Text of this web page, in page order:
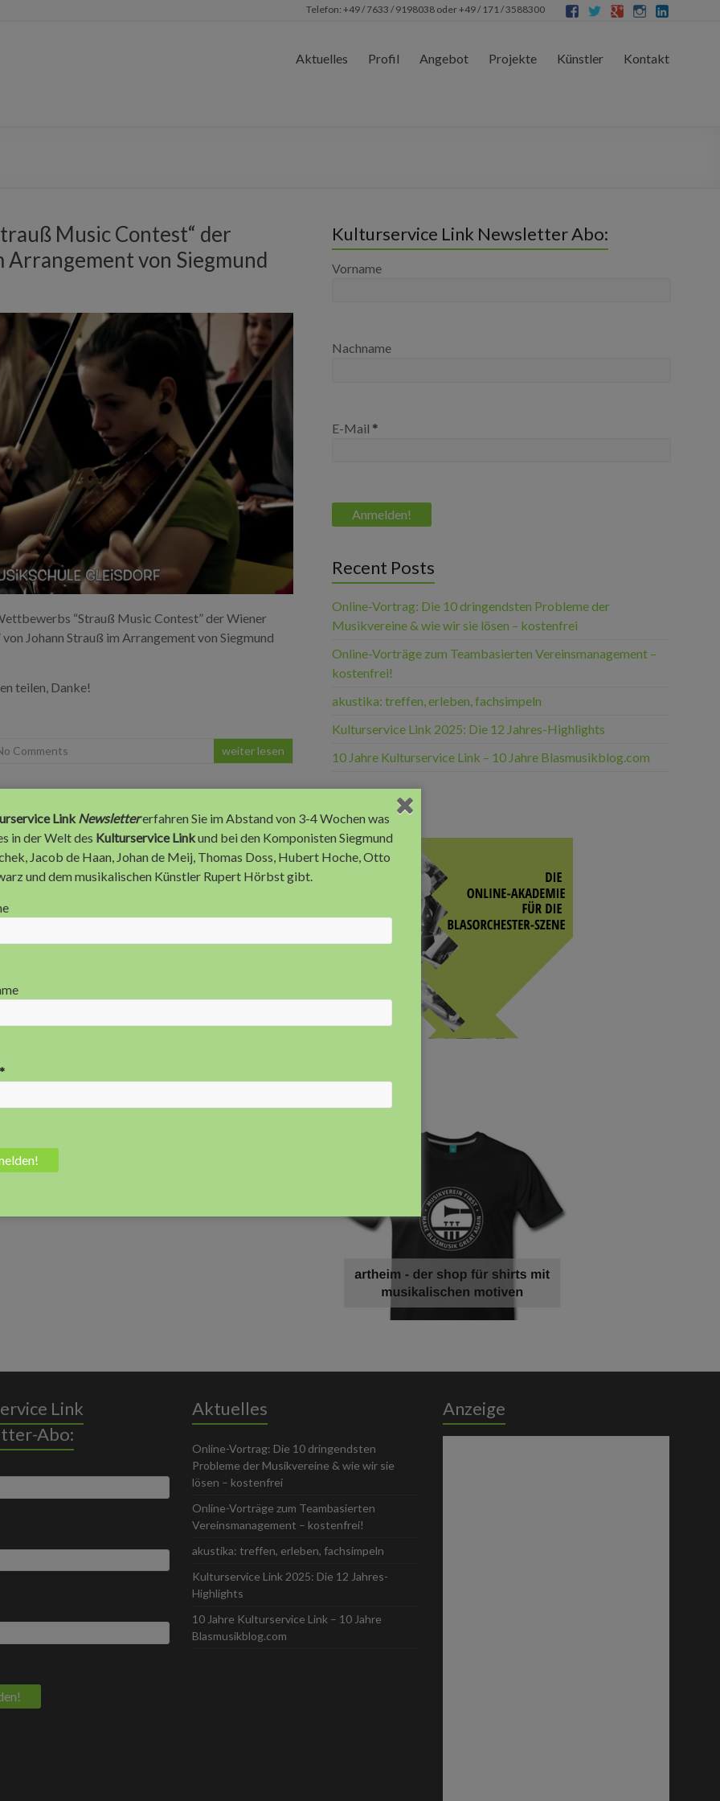
Telefon: +49 / 7633 / 9198038 oder +49 / 171 / 3588300
Aktuelles Profil Angebot Projekte Künstler Kontakt
Music Contest“ der
von Siegmund
“Strauß Music Contest” der Wiener
Johann Strauß im Arrangement von Siegmund
teilen, Danke!
Comments weiter lesen
Kulturservice Link Newsletter Abo:
Vorname
Nachname
E-Mail *
Recent Posts
Online-Vortrag: Die 10 dringendsten Probleme der
Musikvereine & wie wir sie lösen – kostenfrei
Online-Vorträge zum Teambasierten Vereinsmanagement –
kostenfrei!
akustika: treffen, erleben, fachsimpeln
Kulturservice Link 2025: Die 12 Jahres-Highlights
10 Jahre Kulturservice Link – 10 Jahre Blasmusikblog.com
Anzeige
Link
Abo:
Aktuelles
Online-Vortrag: Die 10 dringendsten
Probleme der Musikvereine & wie wir sie
lösen – kostenfrei
Online-Vorträge zum Teambasierten
Vereinsmanagement – kostenfrei!
akustika: treffen, erleben, fachsimpeln
Kulturservice Link 2025: Die 12 Jahres-
Highlights
10 Jahre Kulturservice Link – 10 Jahre
Blasmusikblog.com
Anzeige
Link Newslettererfahren Sie im Abstand von 3-4 Wochen was
in der Welt des Kulturservice Linkund bei den Komponisten Siegmund
Jacob de Haan, Johan de Meij, Thomas Doss, Hubert Hoche, Otto
und dem musikalischen Künstler Rupert Hörbst gibt.
*